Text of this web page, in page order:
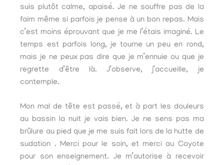
suis plutôt calme, apaisé. Je ne souffre pas de la
faim même si parfois je pense à un bon repas. Mais
c’est moins éprouvant que je me l’étais imaginé. Le
temps est parfois long, je tourne un peu en rond,
mais je ne peux pas dire que je m’ennuie ou que je
regrette d’être là. J’observe, j’accueille, je
contemple.
Mon mal de tête est passé, et à part les douleurs
au bassin la nuit je vais bien. Je ne sens pas ma
brûlure au pied que je me suis fait lors de la hutte de
sudation . Merci pour le soin, et merci au Coyote
pour son enseignement. Je m’autorise à recevoir